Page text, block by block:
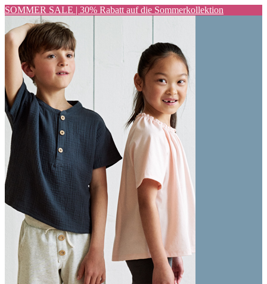
SOMMER SALE | 30% Rabatt auf die Sommerkollektion